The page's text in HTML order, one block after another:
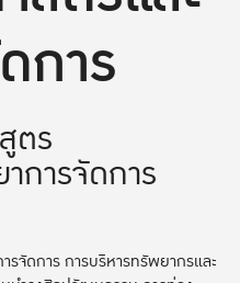
การ
ตร
การจัดการ
จัดการ การบริหารทรัพยากรและ